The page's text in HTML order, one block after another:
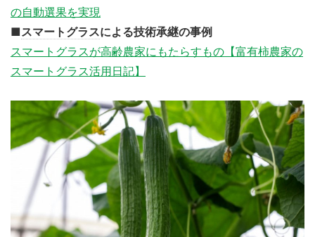
の自動選果を実現
■ スマートグラスによる技術承継の事例
スマートグラスが高齢農家にもたらすもの【富有柿農家の
スマートグラス活用日記】